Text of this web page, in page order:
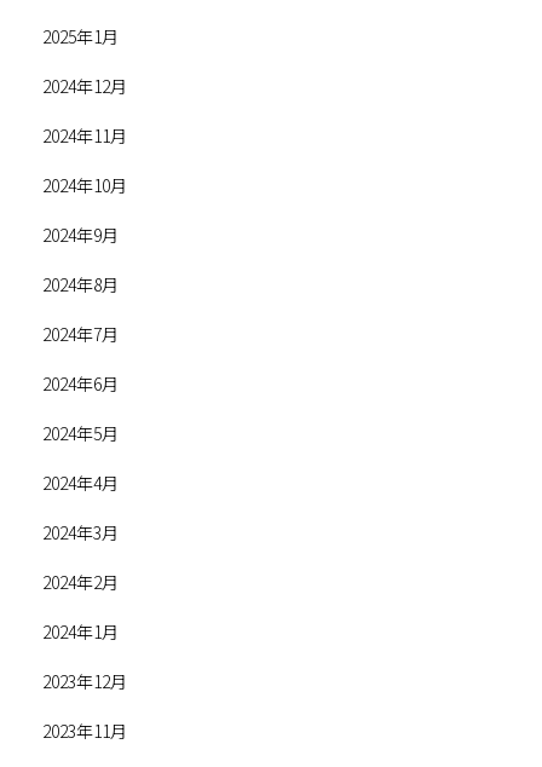
2025年1月
2024年12月
2024年11月
2024年10月
2024年9月
2024年8月
2024年7月
2024年6月
2024年5月
2024年4月
2024年3月
2024年2月
2024年1月
2023年12月
2023年11月